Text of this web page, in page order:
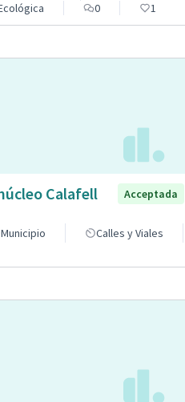
0 1
Calafell
Acceptada
Municipio
Calles y Viales